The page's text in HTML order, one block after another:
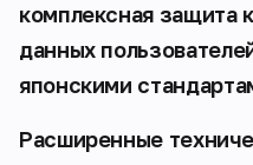
комплексная защита
данных
японскими
Расширенные